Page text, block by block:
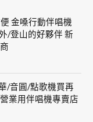
金嗓行動伴唱機
/登山的好夥伴 新
/音圓/點歌機買再
業用伴唱機專賣店